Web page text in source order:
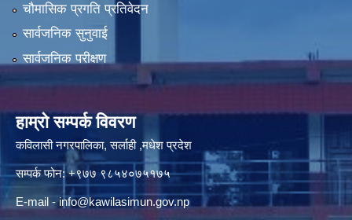
चौमासिक प्रगति प्रतिवेदन
सार्वजनिक सुनुवाई
सार्वजनिक परीक्षण
हाम्रो सम्पर्क विवरण
कविलासी नगरपालिका, सर्लाही ,मधेश प्रदेश
सम्पर्क फोन: +९७७ ९८५४०७५१७५
E-mail -info@kawilasimun.gov.np